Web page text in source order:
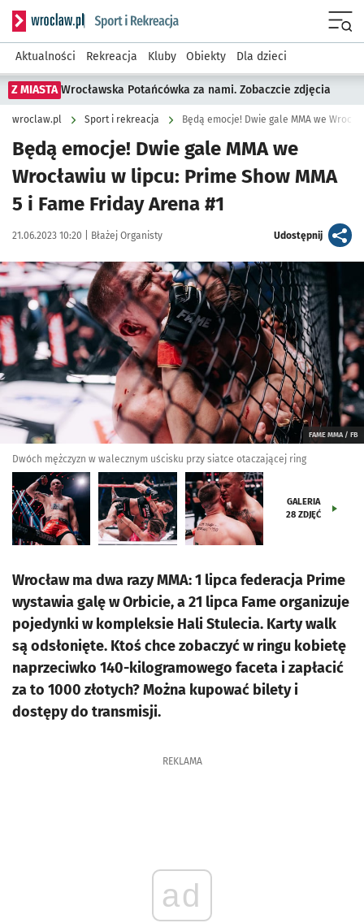
Serwis informacyjny wroclaw.pl podserwis: Sport i rekreacja
Aktualności Rekreacja Kluby Obiekty Dla dzieci
Z MIASTA Wrocławska Potańcówka za nami. Zobaczcie zdjęcia
wroclaw.pl Sport i rekreacja
Będą emocje! Dwie gale MMA we
Wrocławiu w lipcu: Prime Show MMA
5 i Fame Friday Arena #1
Data publikacji:
21.06.2023 10:20 | Autor:
Błażej Organisty Udostępnijartykuł
Kliknij, aby zobaczyć galerię
FAME MMA / FB
Dwóch mężczyzn w walecznym uścisku przy siatce otaczającej ring
GALERIA
28 ZDJĘĆ
Wrocław ma dwa razy MMA: 1 lipca federacja Prime
wystawia galę w Orbicie, a 21 lipca Fame organizuje
pojedynki w kompleksie Hali Stulecia. Karty walk
są odsłonięte. Ktoś chce zobaczyć w ringu kobietę
naprzeciwko 140-kilogramowego faceta i zapłacić
za to 1000 złotych? Można kupować bilety i
dostępy do transmisji.
REKLAMA
ad